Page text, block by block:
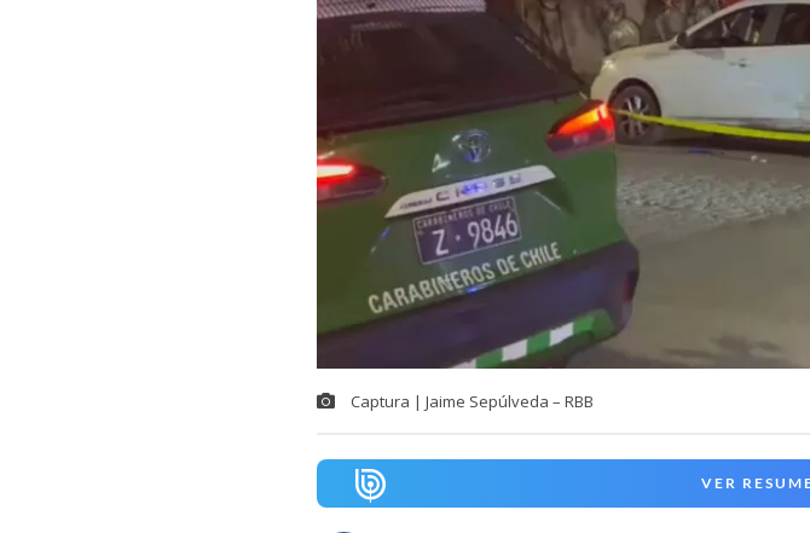
Captura | Jaime Sepúlveda – RBB
VER